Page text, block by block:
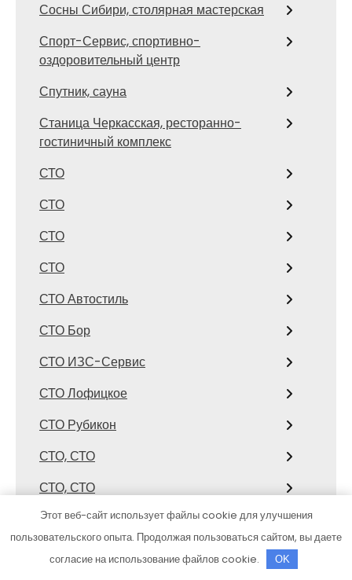
Сосны Сибири, столярная мастерская
Спорт-Сервис, спортивно-
оздоровительный центр
Спутник, сауна
Станица Черкасская, ресторанно-
гостиничный комплекс
СТО
СТО
СТО
СТО
СТО Автостиль
СТО Бор
СТО ИЗС-Сервис
СТО Лофицкое
СТО Рубикон
СТО, СТО
СТО, СТО
Страйк
Этот веб-сайт использует файлы cookie для улучшения
пользовательского опыта. Продолжая пользоваться сайтом, вы даете
согласие на использование файлов cookie.
OK